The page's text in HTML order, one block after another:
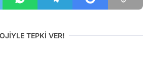
TEPKİ VER!